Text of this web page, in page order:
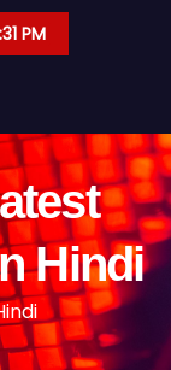
PM
Hindi